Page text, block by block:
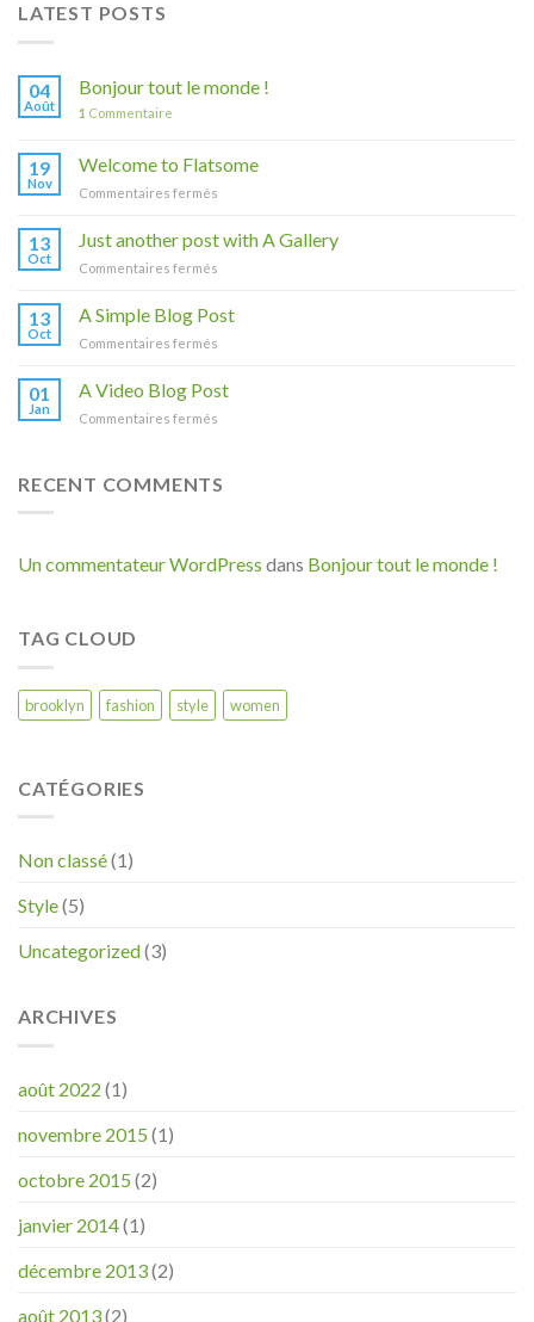
LATEST POSTS
04
Août
Bonjour tout le monde !
1 Commentaire
19
Nov
Welcome to Flatsome
Commentaires fermés
Flatsome
13
Oct
Just another post with A Gallery
Commentaires fermés
another
post
Gallery
13
Oct
A Simple Blog Post
Commentaires fermés
Simple
Blog
01
Jan
A Video Blog Post
Commentaires fermés
Blog
RECENT COMMENTS
Un commentateur WordPress dans Bonjour tout le monde !
TAG CLOUD
brooklyn fashion style women
CATÉGORIES
Non classé(1)
Style(5)
Uncategorized(3)
ARCHIVES
août 2022 (1)
novembre 2015 (1)
octobre 2015 (2)
janvier 2014(1)
décembre 2013(2)
août 2013(2)